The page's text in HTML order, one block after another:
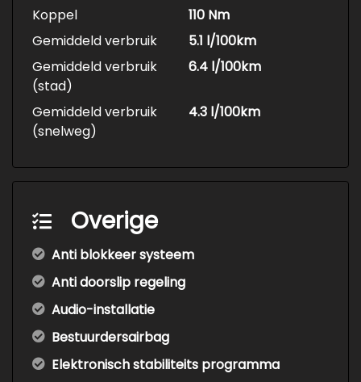
Koppel
110 Nm
Gemiddeld verbruik
5.1 l/100km
Gemiddeld verbruik
(stad)
6.4 l/100km
Gemiddeld verbruik
(snelweg)
4.3 l/100km
Overige
Anti blokkeer systeem
Anti doorslip regeling
Audio-installatie
Bestuurdersairbag
Elektronisch stabiliteits programma